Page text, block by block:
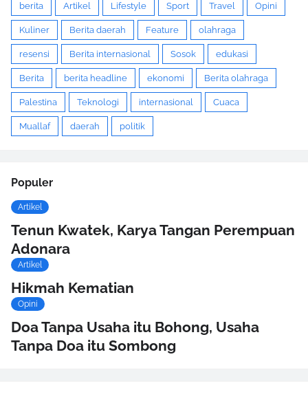
berita Artikel Lifestyle Sport Travel Opini
Kuliner Berita daerah Feature olahraga
resensi Berita internasional Sosok edukasi
Berita berita headline ekonomi Berita olahraga
Palestina Teknologi internasional Cuaca
Muallaf daerah politik
Populer
Artikel
Tenun Kwatek, Karya Tangan Perempuan
Adonara
Artikel
Hikmah Kematian
Opini
Doa Tanpa Usaha itu Bohong, Usaha
Tanpa Doa itu Sombong